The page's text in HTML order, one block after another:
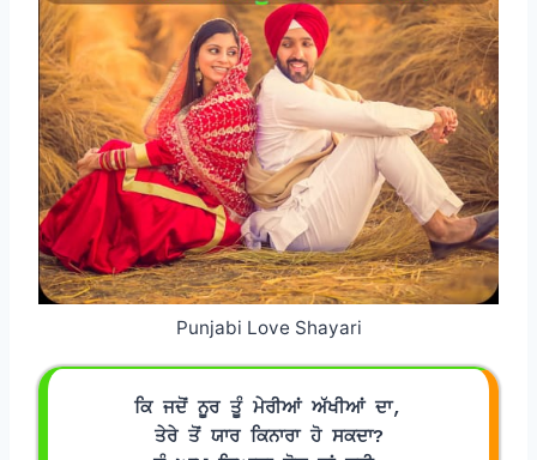
Punjabi Love Shayari
ਕਿ ਜਦੋਂ ਨੂਰ ਤੂੰ ਮੇਰੀਆਂ ਅੱਖੀਆਂ ਦਾ,
ਤੇਰੇ ਤੋਂ ਯਾਰ ਕਿਨਾਰਾ ਹੋ ਸਕਦਾ?